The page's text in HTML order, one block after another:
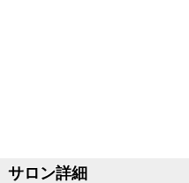
サロン詳細